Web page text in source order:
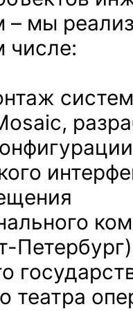
– мы
числе:
театра